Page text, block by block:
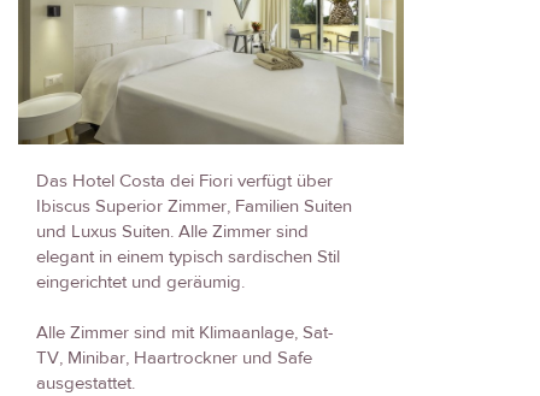
Das Hotel Costa dei Fiori verfügt über
Ibiscus Superior Zimmer, Familien Suiten
und Luxus Suiten. Alle Zimmer sind
elegant in einem typisch sardischen Stil
eingerichtet und geräumig.
Alle Zimmer sind mit Klimaanlage, Sat-
TV, Minibar, Haartrockner und Safe
ausgestattet.